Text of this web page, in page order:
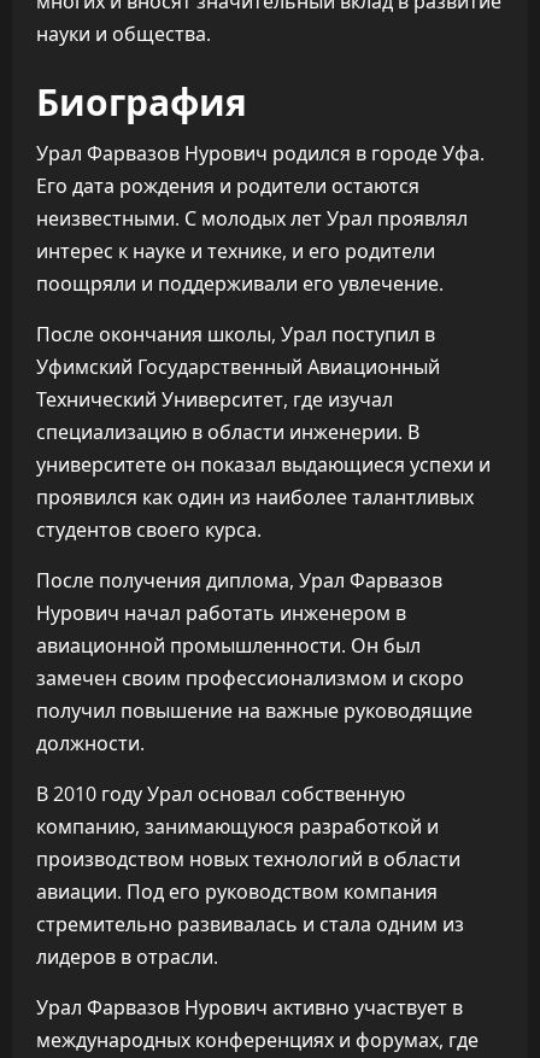
науки и общества.
Биография
Урал Фарвазов Нурович родился в городе Уфа.
Его дата рождения и родители остаются
неизвестными. С молодых лет Урал проявлял
интерес к науке и технике, и его родители
поощряли и поддерживали его увлечение.
После окончания школы, Урал поступил в
Уфимский Государственный Авиационный
Технический Университет, где изучал
специализацию в области инженерии. В
университете он показал выдающиеся успехи и
проявился как один из наиболее талантливых
студентов своего курса.
После получения диплома, Урал Фарвазов
Нурович начал работать инженером в
авиационной промышленности. Он был
замечен своим профессионализмом и скоро
получил повышение на важные руководящие
должности.
В 2010 году Урал основал собственную
компанию, занимающуюся разработкой и
производством новых технологий в области
авиации. Под его руководством компания
стремительно развивалась и стала одним из
лидеров в отрасли.
Урал Фарвазов Нурович активно участвует в
международных конференциях и форумах, где